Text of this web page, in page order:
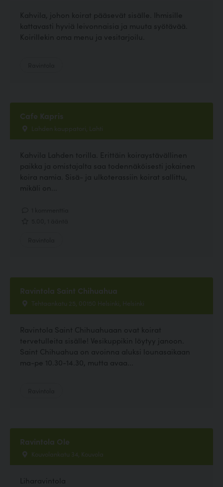
Kahvila, johon koirat pääsevät sisälle. Ihmisille
kattavasti hyviä leivonnaisia ja muuta syötävää.
Koirillekin oma menu ja vesitarjoilu.
Cafe Kapris
Lahden kauppatori, Lahti
Kahvila Lahden torilla. Erittäin koiraystävällinen
paikka ja omistajalta saa todennäköisesti jokainen
koira namia. Sisä- ja ulkoterassiin koirat sallittu,
mikäli on...
Ravintola Saint Chihuahua
Tehtaankatu 25, 00150 Helsinki, Helsinki
Ravintola Saint Chihuahuaan ovat koirat
tervetulleita sisälle! Vesikuppikin löytyy janoon.
Saint Chihuahua on avoinna aluksi lounasaikaan
ma-pe 10.30-14.30, mutta avaa...
Ravintola Ole
Kouvolankatu 34, Kouvola
Liharavintola